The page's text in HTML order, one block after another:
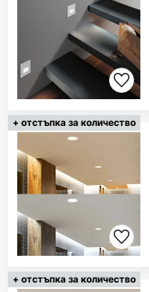
+ отстъпка за количество
+ отстъпка за количество